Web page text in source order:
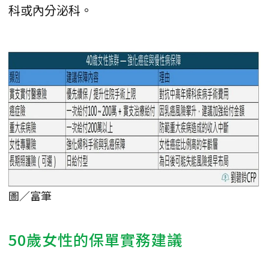
科或內分泌科。
圖／富筆
50歲女性的保單實務建議